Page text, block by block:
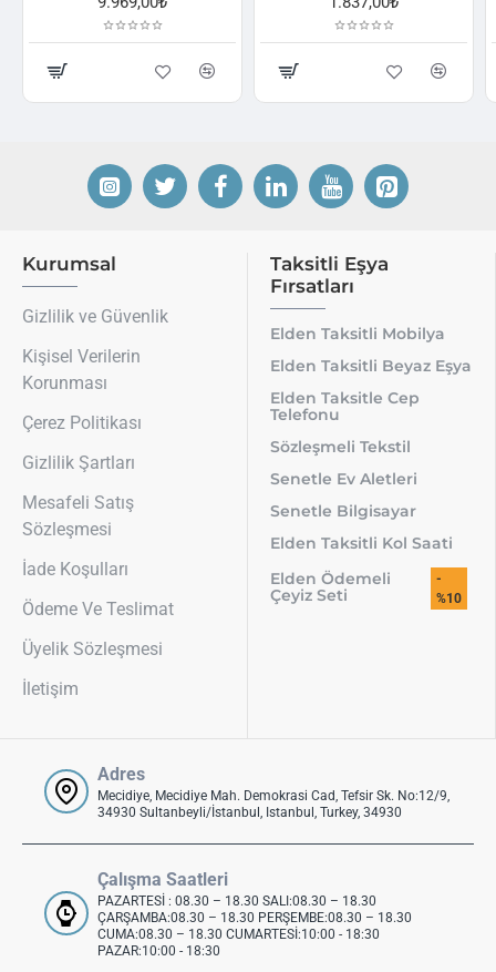
Kurumsal
Gizlilik ve Güvenlik
Kişisel Verilerin
Korunması
Çerez Politikası
Gizlilik Şartları
Mesafeli Satış
Sözleşmesi
İade Koşulları
Ödeme Ve Teslimat
Üyelik Sözleşmesi
İletişim
Taksitli Eşya
Fırsatları
Elden Taksitli Mobilya
Elden Taksitli Beyaz Eşya
Elden Taksitle Cep
Telefonu
Sözleşmeli Tekstil
Senetle Ev Aletleri
Senetle Bilgisayar
Elden Taksitli Kol Saati
Elden Ödemeli
Çeyiz Seti
-
%10
Adres
Mecidiye, Mecidiye Mah. Demokrasi Cad, Tefsir Sk. No:12/9,
34930 Sultanbeyli/İstanbul, Istanbul, Turkey, 34930
Çalışma Saatleri
PAZARTESİ : 08.30 – 18.30 SALI:08.30 – 18.30
ÇARŞAMBA:08.30 – 18.30 PERŞEMBE:08.30 – 18.30
CUMA:08.30 – 18.30 CUMARTESİ:10:00 - 18:30
PAZAR:10:00 - 18:30